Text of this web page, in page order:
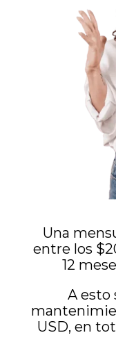
Una
entre los
12
A esto
USD, en